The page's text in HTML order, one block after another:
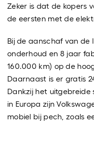
Zeker is dat de kopers
de eersten met de
Bij de aanschaf van de
onderhoud en 8 jaar
160.000 km) op de
Daarnaast is er gratis
Dankzij het
in Europa zijn
mobiel bij pech, zoals